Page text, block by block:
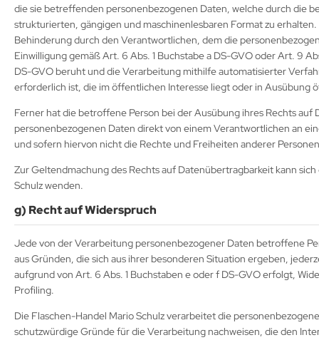
die sie betreffenden personenbezogenen Daten, welche durch die
strukturierten, gängigen und maschinenlesbaren Format zu
Behinderung durch den Verantwortlichen, dem die
Einwilligung gemäß Art. 6 Abs. 1 Buchstabe a DS-GVO oder Art. 9
DS-GVO beruht und die Verarbeitung mithilfe automatisierter
erforderlich ist, die im öffentlichen Interesse liegt oder in
Ferner hat die betroffene Person bei der Ausübung ihres Rechts
personenbezogenen Daten direkt von einem Verantwortlichen an
und sofern hiervon nicht die Rechte und Freiheiten anderer
Zur Geltendmachung des Rechts auf Datenübertragbarkeit kann
Schulz wenden.
g) Recht auf Widerspruch
Jede von der Verarbeitung personenbezogener Daten betroffene
aus Gründen, die sich aus ihrer besonderen Situation ergeben,
aufgrund von Art. 6 Abs. 1 Buchstaben e oder f DS-GVO erfolgt,
Profiling.
Die Flaschen-Handel Mario Schulz verarbeitet die
schutzwürdige Gründe für die Verarbeitung nachweisen, die den